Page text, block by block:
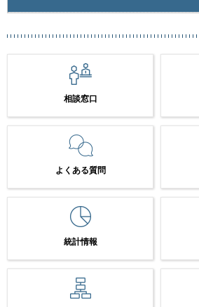
相談窓口
よくある質問
統計情報